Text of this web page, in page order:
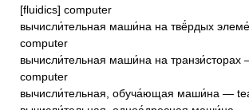
[fluidics] computer
вычисли́тельная маши́на на твё́рдых
computer
вычисли́тельная маши́на на
computer
вычисли́тельная, обуча́ющая маши́на —